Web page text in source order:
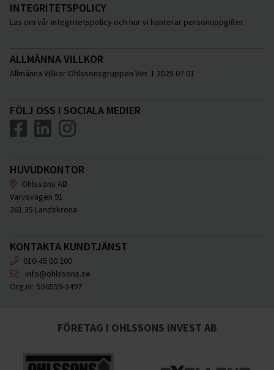
INTEGRITETSPOLICY
Läs om vår integritetspolicy och hur vi hanterar personuppgifter
ALLMÄNNA VILLKOR
Allmänna Villkor Ohlssonsgruppen Ver. 1 2025 07 01
FÖLJ OSS I SOCIALA MEDIER
HUVUDKONTOR
Ohlssons AB
Varvsvägen 91
261 35 Landskrona
KONTAKTA KUNDTJÄNST
010-45 00 200
info@ohlssons.se
Org.nr: 556559-3497
FÖRETAG I OHLSSONS INVEST AB